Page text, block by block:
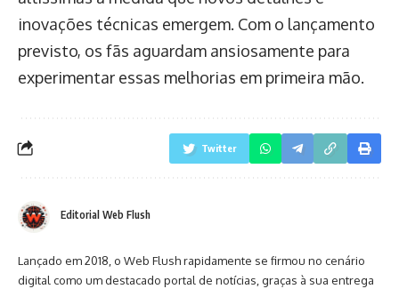
inovações técnicas emergem. Com o lançamento
previsto, os fãs aguardam ansiosamente para
experimentar essas melhorias em primeira mão.
Twitter
Editorial Web Flush
Lançado em 2018, o Web Flush rapidamente se firmou no cenário
digital como um destacado portal de notícias, graças à sua entrega